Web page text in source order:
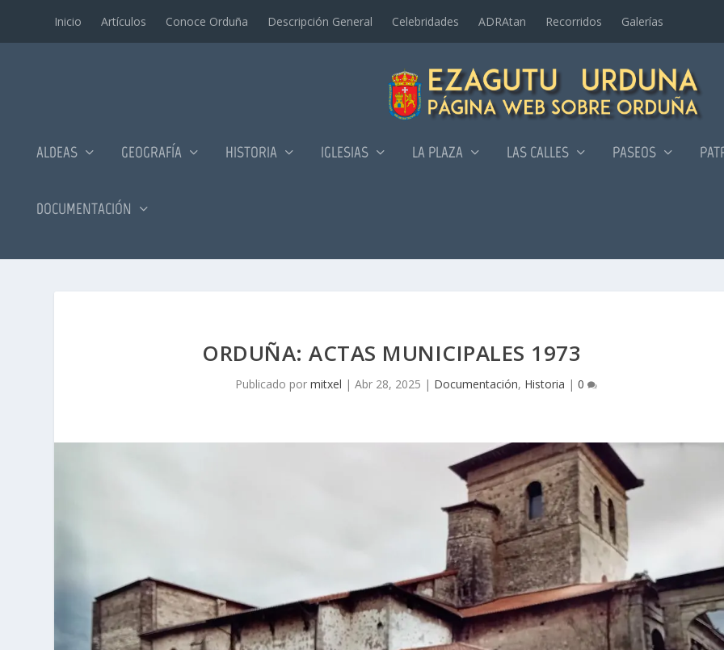
Inicio Artí­culos Conoce Orduña Descripción General Celebridades ADRAtan Recorridos Galerí­as
ALDEAS GEOGRAFÍA HISTORIA IGLESIAS LA PLAZA LAS CALLES PASEOS
DOCUMENTACIÓN
ORDUÑA: ACTAS MUNICIPALES 1973
Publicado por mitxel | Abr 28, 2025 | Documentación, Historia | 0